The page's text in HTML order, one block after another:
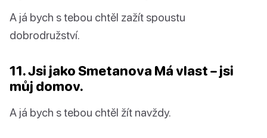
A já bych s tebou chtěl zažít spoustu
dobrodružství.
11. Jsi jako Smetanova Má vlast – jsi
můj domov.
A já bych s tebou chtěl žít navždy.